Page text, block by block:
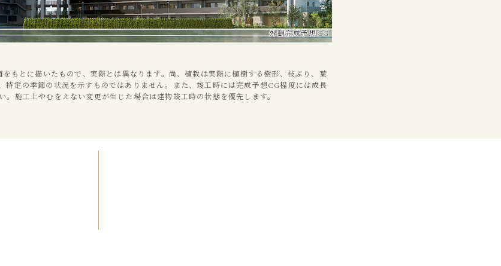
外観完成予想CG
もとに描いたもので、実際とは異なります。尚、植栽は実際に植樹する樹形、枝ぶり、葉
特定の季節の状況を示すものではありません。また、竣工時には完成予想CG程度には成長
。施工上やむをえない変更が生じた場合は建物竣工時の状態を優先します。